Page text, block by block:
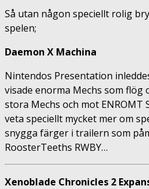
Så utan någon speciellt rolig
spelen;
Daemon X Machina
Nintendos Presentation
visade enorma Mechs som flög
stora Mechs och mot ENROMT
veta speciellt mycket mer om
snygga färger i trailern som
RoosterTeeths RWBY…
Xenoblade Chronicles 2